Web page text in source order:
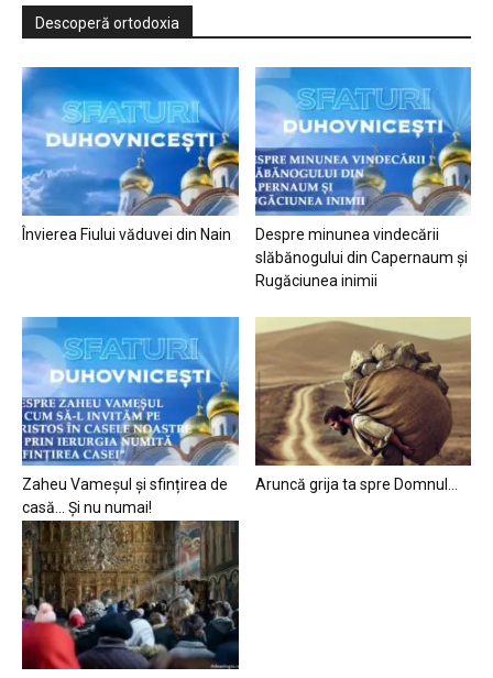
Descoperă ortodoxia
Învierea Fiului văduvei din Nain
Despre minunea vindecării
slăbănogului din Capernaum și
Rugăciunea inimii
Zaheu Vameșul și sfințirea de
casă… Și nu numai!
Aruncă grija ta spre Domnul…